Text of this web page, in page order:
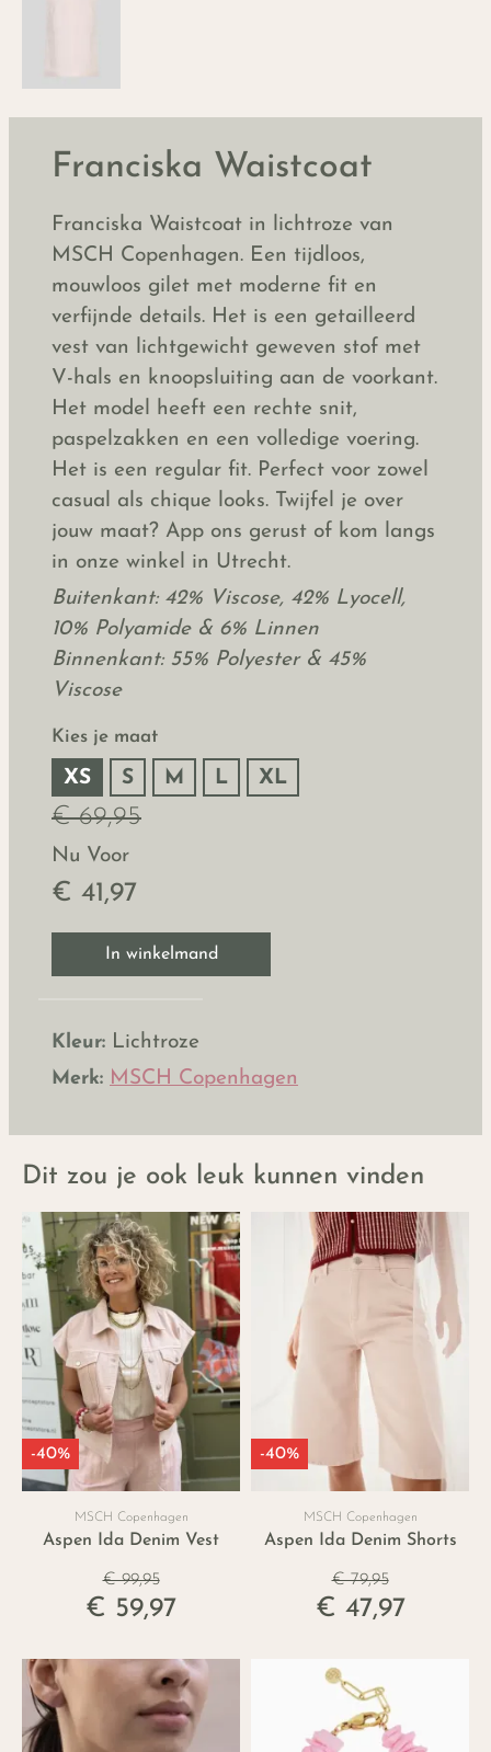
Franciska Waistcoat
Franciska Waistcoat in lichtroze van
MSCH Copenhagen. Een tijdloos,
mouwloos gilet met moderne fit en
verfijnde details. Het is een getailleerd
vest van lichtgewicht geweven stof met
V-hals en knoopsluiting aan de voorkant.
Het model heeft een rechte snit,
paspelzakken en een volledige voering.
Het is een regular fit. Perfect voor zowel
casual als chique looks. Twijfel je over
jouw maat? App ons gerust of kom langs
in onze winkel in Utrecht.
Buitenkant: 42% Viscose, 42% Lyocell,
10% Polyamide & 6% Linnen
Binnenkant: 55% Polyester & 45%
Viscose
Kies je maat
XS S M L XL
€ 69,95
Nu Voor
€ 41,97
In winkelmand
Kleur: Lichtroze
Merk: MSCH Copenhagen
Dit zou je ook leuk kunnen vinden
-40%
MSCH Copenhagen
Aspen Ida Denim Vest
€ 99,95
€ 59,97
-40%
MSCH Copenhagen
Aspen Ida Denim Shorts
€ 79,95
€ 47,97